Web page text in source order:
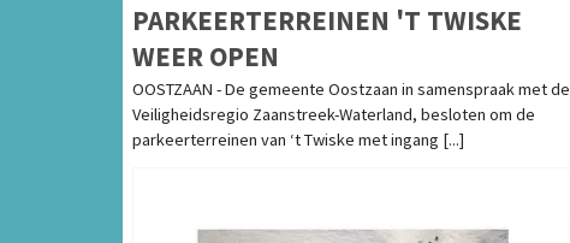
PARKEERTERREINEN 'T TWISKE
WEER OPEN
OOSTZAAN - De gemeente Oostzaan in samenspraak met de
Veiligheidsregio Zaanstreek-Waterland, besloten om de
parkeerterreinen van ‘t Twiske met ingang [...]